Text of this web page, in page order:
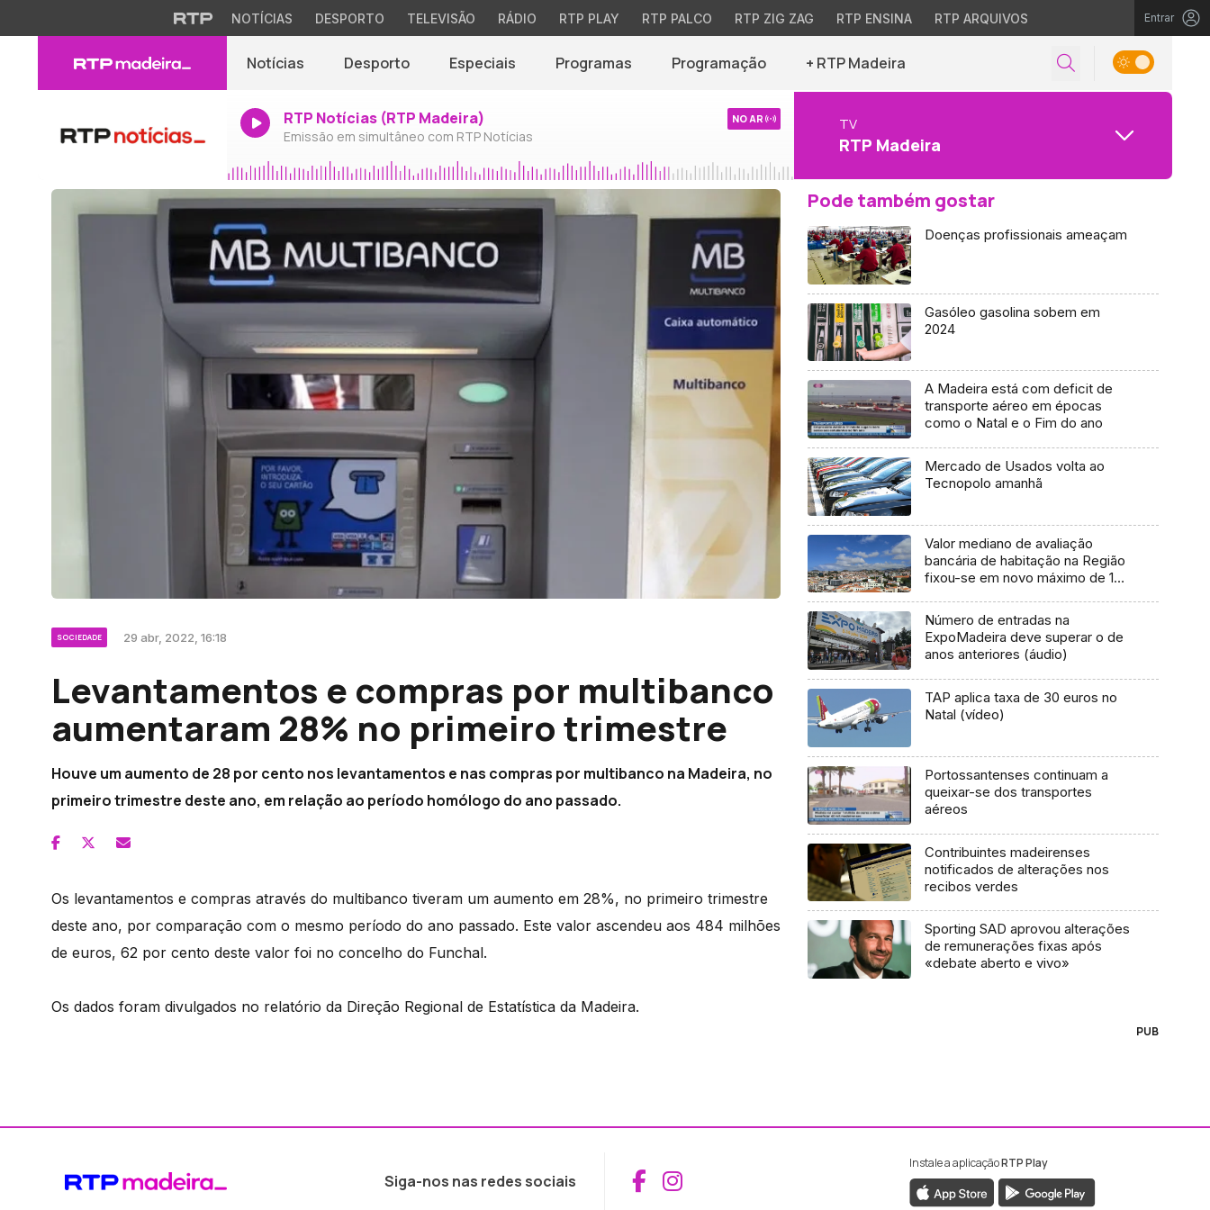
NOTÍCIAS DESPORTO TELEVISÃO RÁDIO RTP PLAY RTP PALCO RTP ZIG ZAG RTP ENSINA RTP ARQUIVOS Entrar
Notícias Desporto Especiais Programas Programação + RTP Madeira
RTP Notícias (RTP Madeira)
Emissão em simultâneo com RTP Notícias
NO AR TV
RTP Madeira
SOCIEDADE 29 abr, 2022, 16:18
Levantamentos e compras por multibanco
aumentaram 28% no primeiro trimestre
Houve um aumento de 28 por cento nos levantamentos e nas compras por multibanco na Madeira, no
primeiro trimestre deste ano, em relação ao período homólogo do ano passado.
Os levantamentos e compras através do multibanco tiveram um aumento em 28%, no primeiro trimestre
deste ano, por comparação com o mesmo período do ano passado. Este valor ascendeu aos 484 milhões
de euros, 62 por cento deste valor foi no concelho do Funchal.
Os dados foram divulgados no relatório da Direção Regional de Estatística da Madeira.
Pode também gostar
Doenças profissionais ameaçam
Gasóleo gasolina sobem em
2024
A Madeira está com deficit de
transporte aéreo em épocas
como o Natal e o Fim do ano
Mercado de Usados volta ao
Tecnopolo amanhã
Valor mediano de avaliação
bancária de habitação na Região
fixou-se em novo máximo de 1
Número de entradas na
ExpoMadeira deve superar o de
anos anteriores (áudio)
TAP aplica taxa de 30 euros no
Natal (vídeo)
Portossantenses continuam a
queixar-se dos transportes
aéreos
Contribuintes madeirenses
notificados de alterações nos
recibos verdes
Sporting SAD aprovou alterações
de remunerações fixas após
«debate aberto e vivo»
PUB
Siga-nos nas redes sociais Aceder ao Facebook da RTP Madeira
Aceder ao Instagram da RTP Madeira
Instale a aplicaçãoRTP Play